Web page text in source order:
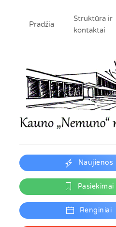
Pradžia
Struktūra ir
kontaktai
Naujienos
Pasiekimai
Renginiai